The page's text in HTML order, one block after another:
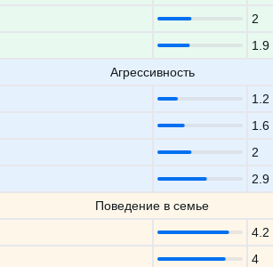
2
1.9
Агрессивность
1.2
1.6
2
2.9
Поведение в семье
4.2
4